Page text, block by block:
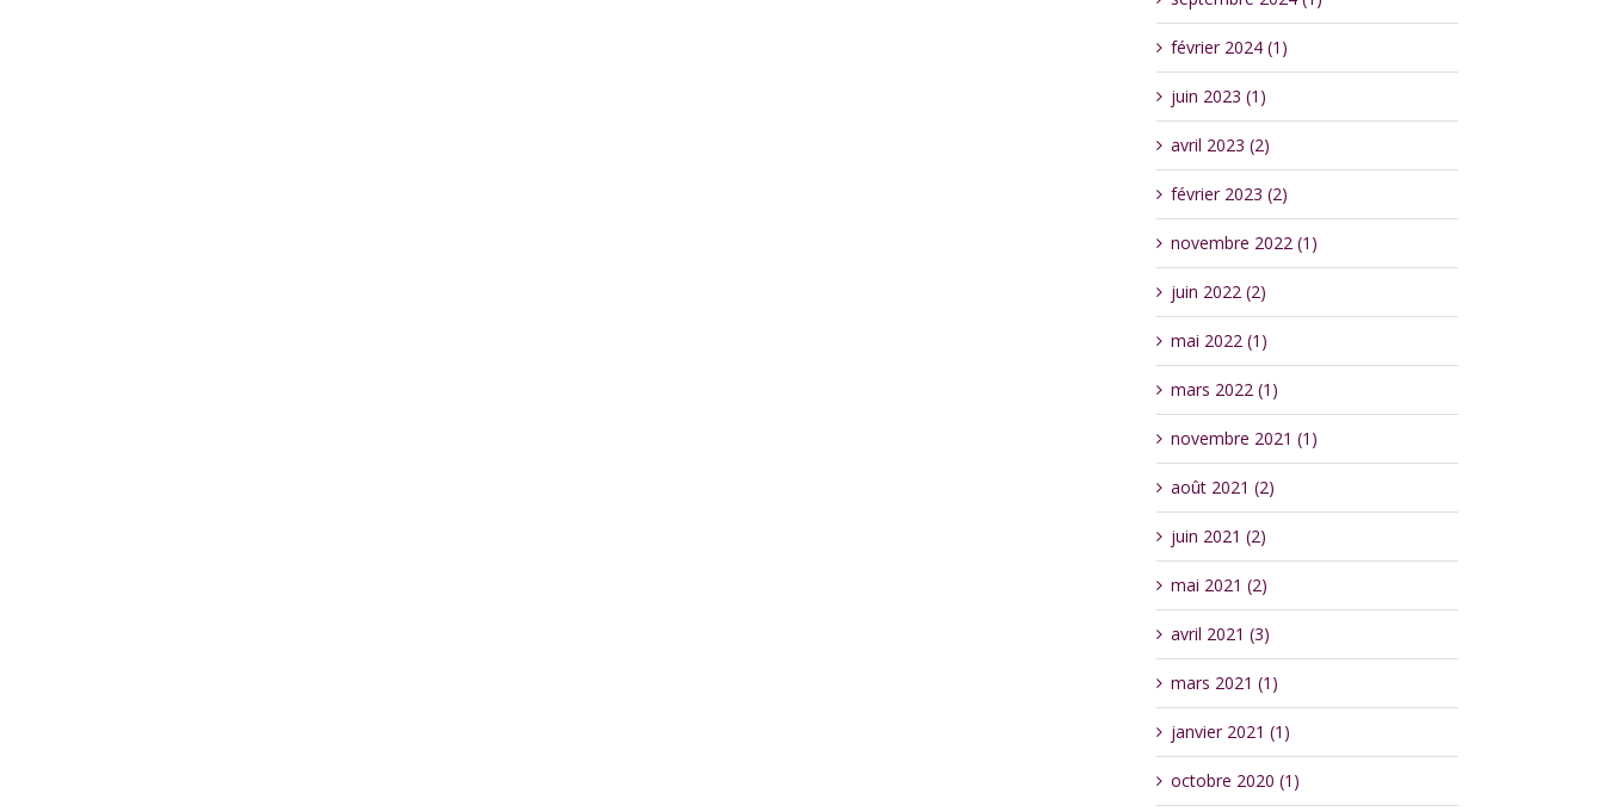
février 2024 (1)
juin 2023 (1)
avril 2023 (2)
février 2023 (2)
novembre 2022 (1)
juin 2022 (2)
mai 2022 (1)
mars 2022 (1)
novembre 2021 (1)
août 2021 (2)
juin 2021 (2)
mai 2021 (2)
avril 2021 (3)
mars 2021 (1)
janvier 2021 (1)
octobre 2020 (1)